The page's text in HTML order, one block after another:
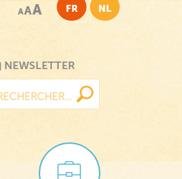
AAA FR NL
NEWSLETTER